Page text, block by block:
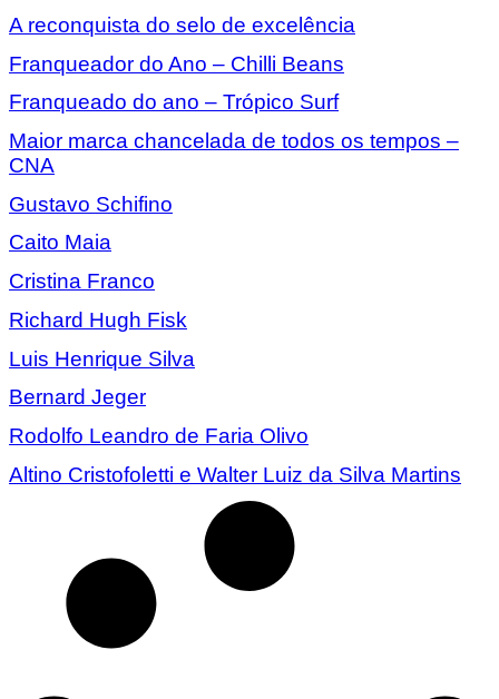
A reconquista do selo de excelência
Franqueador do Ano – Chilli Beans
Franqueado do ano – Trópico Surf
Maior marca chancelada de todos os tempos –
CNA
Gustavo Schifino
Caito Maia
Cristina Franco
Richard Hugh Fisk
Luis Henrique Silva
Bernard Jeger
Rodolfo Leandro de Faria Olivo
Altino Cristofoletti e Walter Luiz da Silva Martins